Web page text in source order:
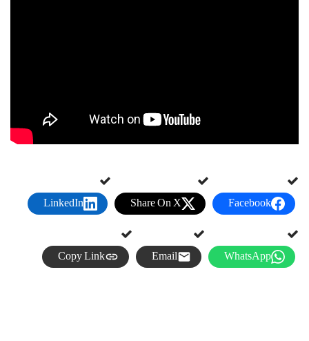
Facebook
Share On X
LinkedIn
WhatsApp
Email
Copy Link